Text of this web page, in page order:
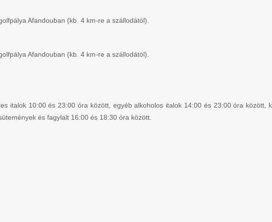
Afandouban (kb. 4 km-re a szállodától).
Afandouban (kb. 4 km-re a szállodától).
italok 10:00 és 23:00 óra között, egyéb alkoholos italok 14:00 és 23:00 óra között,
és fagylalt 16:00 és 18:30 óra között.